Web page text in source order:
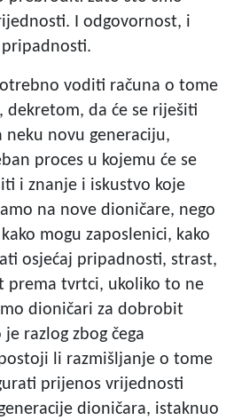
I odgovornost, i
voditi računa o tome
da će se riješiti
novu generaciju,
proces u kojemu će se
i znanje i iskustvo koje
na nove dioničare, nego
mogu zaposlenici, kako
osjećaj pripadnosti, strast,
prema tvrtci, ukoliko to ne
dioničari za dobrobit
razlog zbog čega
li razmišljanje o tome
prijenos vrijednosti
dioničara, istaknuo